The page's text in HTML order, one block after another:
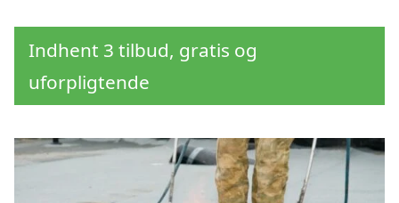
Indhent 3 tilbud, gratis og
uforpligtende